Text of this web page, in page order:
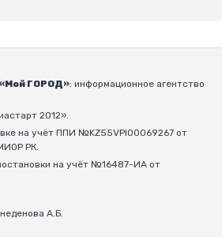
ГОРОД»: информационное агентство
2012».
на учёт ППИ №KZ55VPI00069267 от
РК.
на учёт №16487-ИА от
А.Б.